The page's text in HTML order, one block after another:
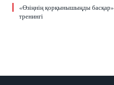
«Өзіңнің қорқынышыңды басқар»
тренингі